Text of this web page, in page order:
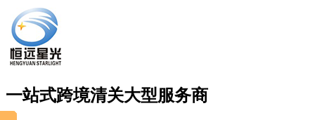
一站式跨境清关大型服务商